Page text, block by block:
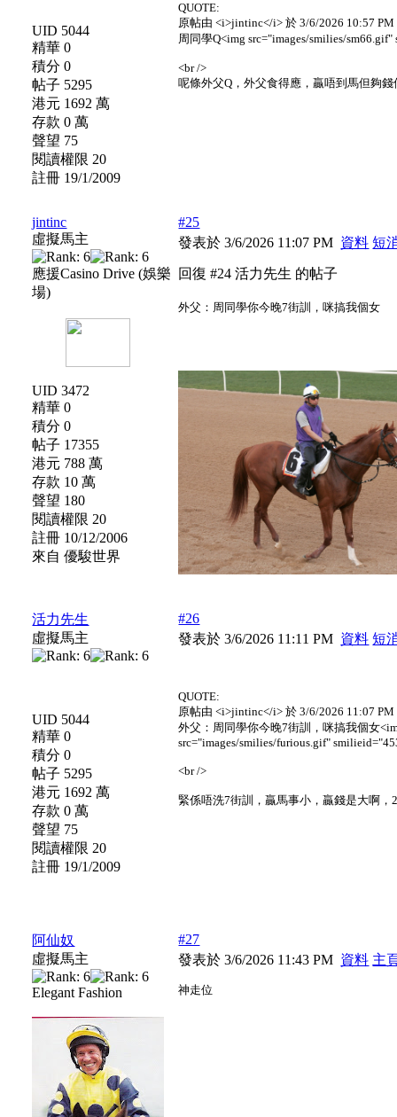
UID 5044
精華 0
積分 0
帖子 5295
港元 1692 萬
存款 0 萬
聲望 75
閱讀權限 20
註冊 19/1/2009
QUOTE:
原帖由 <i>jintinc</i> 於 3/6/2026 10:57 PM
周同學Q<img src="images/smilies/
<br />
呢條外父Q，外父食得應，贏唔到馬但夠錢
jintinc
虛擬馬主
應援Casino Drive (娛樂
場)
UID 3472
精華 0
積分 0
帖子 17355
港元 788 萬
存款 10 萬
聲望 180
閱讀權限 20
註冊 10/12/2006
來自 優駿世界
#25
發表於 3/6/2026 11:07 PM 資料 短
回復 #24 活力先生 的帖子
外父：周同學你今晚7街訓，咪搞我個女
活力先生
虛擬馬主
UID 5044
精華 0
積分 0
帖子 5295
港元 1692 萬
存款 0 萬
聲望 75
閱讀權限 20
註冊 19/1/2009
#26
發表於 3/6/2026 11:11 PM 資料 短
QUOTE:
原帖由 <i>jintinc</i> 於 3/6/2026 11:07 PM
外父：周同學你今晚7街訓，咪搞我個女
src="images/smilies/furious.gif"
<br />
緊係唔洗7街訓，贏馬事小，贏錢是大啊
阿仙奴
虛擬馬主
Elegant Fashion
#27
發表於 3/6/2026 11:43 PM 資料 主
神走位